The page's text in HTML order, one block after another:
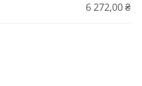
6 272,00₴